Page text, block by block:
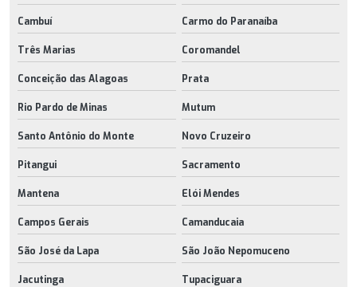
Cambuí Carmo do Paranaíba
Três Marias Coromandel
Conceição das Alagoas Prata
Rio Pardo de Minas Mutum
Santo Antônio do Monte Novo Cruzeiro
Pitangui Sacramento
Mantena Elói Mendes
Campos Gerais Camanducaia
São José da Lapa São João Nepomuceno
Jacutinga Tupaciguara